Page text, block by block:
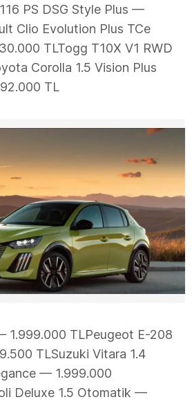
PS DSG Style Plus —
Clio Evolution Plus TCe
TLTogg T10X V1 RWD
Corolla 1.5 Vision Plus
TL
1.999.000 TLPeugeot E-208
TLSuzuki Vitara 1.4
— 1.999.000
Deluxe 1.5 Otomatik —